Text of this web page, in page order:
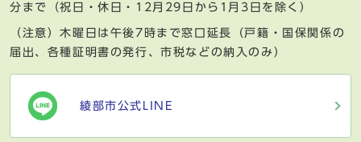
分まで（祝日・休日・12月29日から1月3日を除く）
（注意）木曜日は午後7時まで窓口延長（戸籍・国保関係の
届出、各種証明書の発行、市税などの納入のみ）
綾部市公式LINE